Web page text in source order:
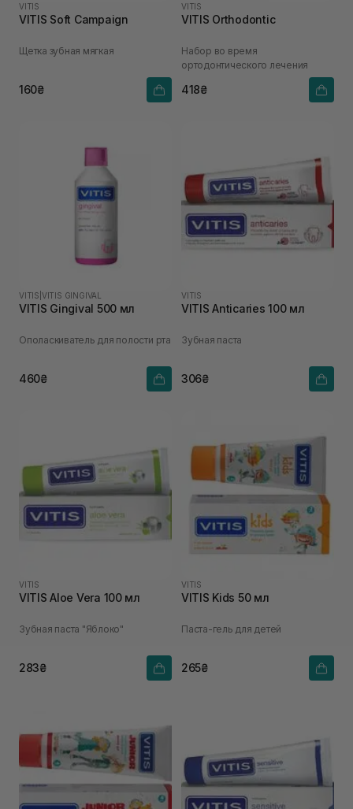
VITIS
VITIS Soft Campaign
Щетка зубная мягкая
160₴
VITIS
VITIS Orthodontic
Набор во время
ортодонтического лечения
418₴
VITIS VITIS GINGIVAL
VITIS Gingival 500 мл
Ополаскиватель для полости рта
460₴
VITIS
VITIS Anticaries 100 мл
Зубная паста
306₴
VITIS
VITIS Aloe Vera 100 мл
Зубная паста "Яблоко"
283₴
VITIS
VITIS Kids 50 мл
Паста-гель для детей
265₴